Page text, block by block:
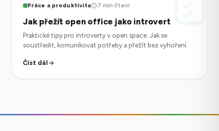
Práce a produktivita 7 min čtení
Jak přežít open office jako introvert
Praktické tipy pro introverty v open space. Jak se
soustředit, komunikovat potřeby a přežít bez vyhoření.
Číst dál